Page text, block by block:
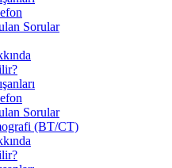
Sorular
Sorular
(BT/CT)